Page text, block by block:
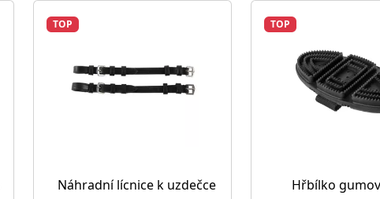
TOP
Náhradní lícnice k uzdečce
TOP
Hřbílko